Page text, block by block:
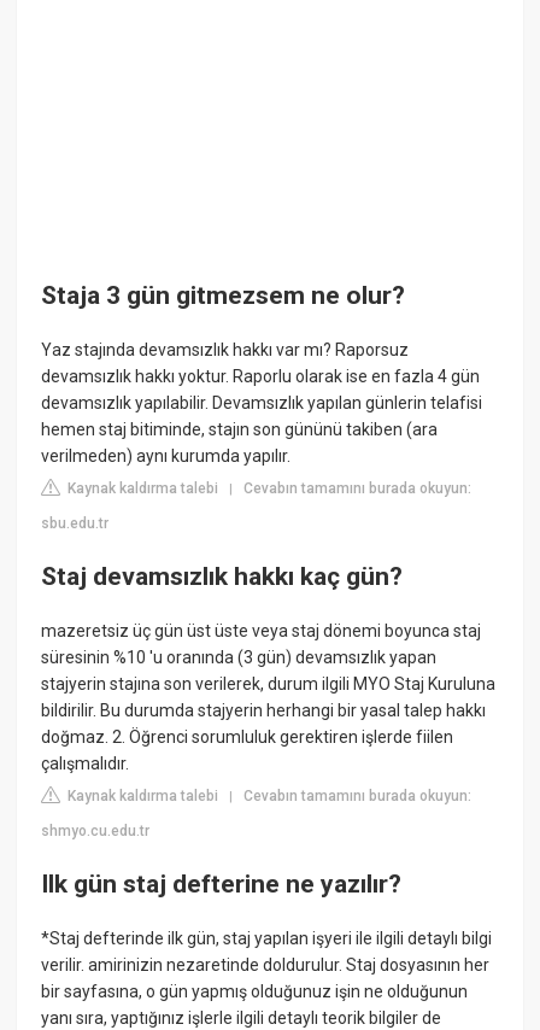
Staja 3 gün gitmezsem ne olur?
Yaz stajında devamsızlık hakkı var mı? Raporsuz
devamsızlık hakkı yoktur. Raporlu olarak ise en fazla 4 gün
devamsızlık yapılabilir. Devamsızlık yapılan günlerin telafisi
hemen staj bitiminde, stajın son gününü takiben (ara
verilmeden) aynı kurumda yapılır.
Kaynak kaldırma talebi |Cevabın tamamını burada okuyun:
sbu.edu.tr
Staj devamsızlık hakkı kaç gün?
mazeretsiz üç gün üst üste veya staj dönemi boyunca staj
süresinin %10 'u oranında (3 gün) devamsızlık yapan
stajyerin stajına son verilerek, durum ilgili MYO Staj Kuruluna
bildirilir. Bu durumda stajyerin herhangi bir yasal talep hakkı
doğmaz. 2. Öğrenci sorumluluk gerektiren işlerde fiilen
çalışmalıdır.
Kaynak kaldırma talebi |Cevabın tamamını burada okuyun:
shmyo.cu.edu.tr
Ilk gün staj defterine ne yazılır?
*Staj defterinde ilk gün, staj yapılan işyeri ile ilgili detaylı bilgi
verilir. amirinizin nezaretinde doldurulur. Staj dosyasının her
bir sayfasına, o gün yapmış olduğunuz işin ne olduğunun
yanı sıra, yaptığınız işlerle ilgili detaylı teorik bilgiler de